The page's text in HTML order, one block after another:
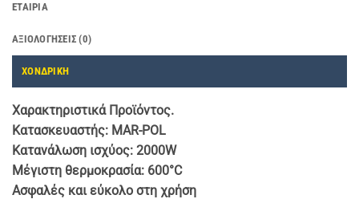
ΕΤΑΙΡΊΑ
ΑΞΙΟΛΟΓΉΣΕΙΣ (0)
ΧΟΝΔΡΙΚΗ
Χαρακτηριστικά Προϊόντος.
Κατασκευαστής: MAR-POL
Κατανάλωση ισχύος: 2000W
Μέγιστη θερμοκρασία: 600°C
Ασφαλές και εύκολο στη χρήση